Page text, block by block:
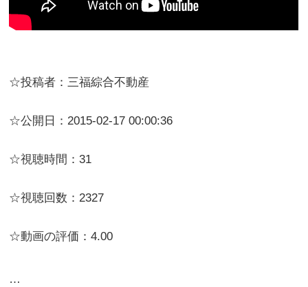
☆投稿者：三福綜合不動産
☆公開日：2015-02-17 00:00:36
☆視聴時間：31
☆視聴回数：2327
☆動画の評価：4.00
…